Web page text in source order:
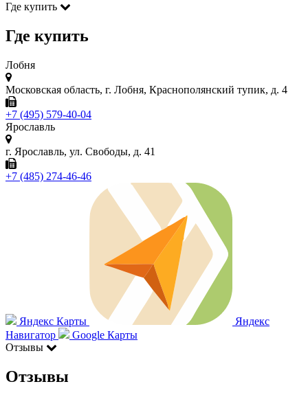
Где купить
Где купить
Лобня
Московская область, г. Лобня, Краснополянский тупик, д. 4
+7 (495) 579-40-04
Ярославль
г. Ярославль, ул. Свободы, д. 41
+7 (485) 274-46-46
Яндекс Карты
Яндекс
Навигатор
Google Карты
Отзывы
Отзывы